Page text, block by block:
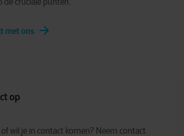
met ons
op
wil je in contact komen? Neem contact